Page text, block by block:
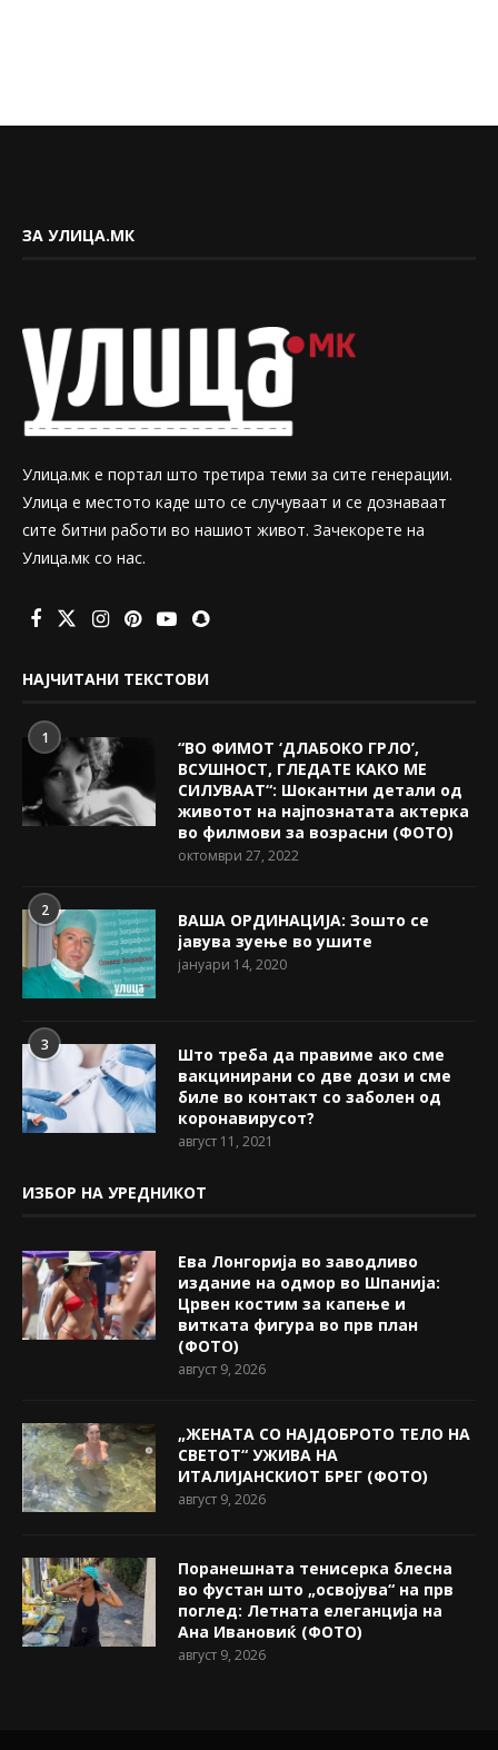
ЗА УЛИЦА.МК
Улица.мк е портал што третира теми за сите генерации.
Улица е местото каде што се случуваат и се дознаваат
сите битни работи во нашиот живот. Зачекорете на
Улица.мк со нас.
НАЈЧИТАНИ ТЕКСТОВИ
1
“ВО ФИМОТ ‘ДЛАБОКО ГРЛО’,
ВСУШНОСТ, ГЛЕДАТЕ КАКО МЕ
СИЛУВААТ“: Шокантни детали од
животот на најпознатата актерка
во филмови за возрасни (ФОТО)
октомври 27, 2022
2
ВАША ОРДИНАЦИЈА: Зошто се
јавува зуење во ушите
јануари 14, 2020
3
Што треба да правиме ако сме
вакцинирани со две дози и сме
биле во контакт со заболен од
коронавирусот?
август 11, 2021
ИЗБОР НА УРЕДНИКОТ
Ева Лонгорија во заводливо
издание на одмор во Шпанија:
Црвен костим за капење и
витката фигура во прв план
(ФОТО)
август 9, 2026
„ЖЕНАТА СО НАЈДОБРОТО ТЕЛО НА
СВЕТОТ“ УЖИВА НА
ИТАЛИЈАНСКИОТ БРЕГ (ФОТО)
август 9, 2026
Поранешната тенисерка блесна
во фустан што „освојува“ на прв
поглед: Летната елеганција на
Ана Ивановиќ (ФОТО)
август 9, 2026